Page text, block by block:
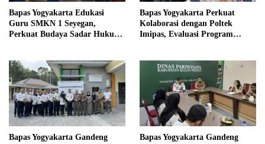
Bapas Yogyakarta Edukasi
Guru SMKN 1 Seyegan,
Perkuat Budaya Sadar Hukum
Bapas Yogyakarta Perkuat
Kolaborasi dengan Poltek
Imipas, Evaluasi Program
Bapas Yogyakarta Gandeng
Bapas Yogyakarta Gandeng